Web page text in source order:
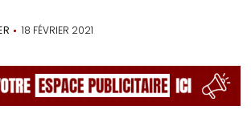
18 FÉVRIER 2021